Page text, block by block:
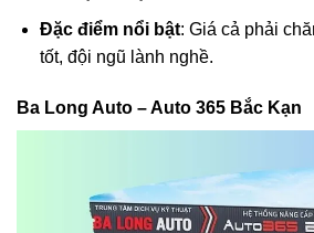
Đặc điểm nổi bật: Giá cả phải
tốt, đội ngũ lành nghề.
Ba Long Auto – Auto 365 Bắc Kạn